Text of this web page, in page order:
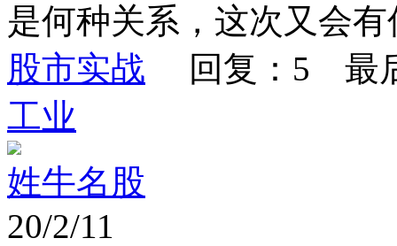
是何种关系，这次又会
股市实战 回复：5 最
工业
姓牛名股
20/2/11